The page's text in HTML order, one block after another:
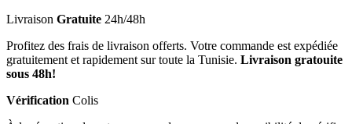
Livraison Gratuite 24h/48h
Profitez des frais de livraison offerts. Votre commande est expédiée
gratuitement et rapidement sur toute la Tunisie. Livraison gratouite
sous 48h!
Vérification Colis